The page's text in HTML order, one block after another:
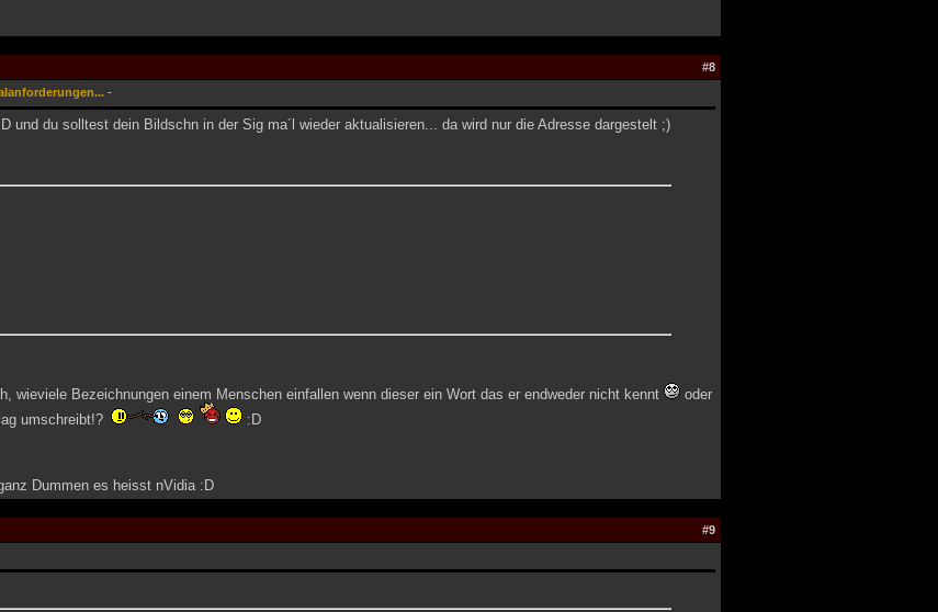
#8
-
und du solltest dein Bildschn in der Sig ma´l wieder aktualisieren... da wird nur die Adresse dargestelt ;)
wieviele Bezeichnungen einem Menschen einfallen wenn dieser ein Wort das er endweder nicht kennt
oder
umschreibt!?
:D
Dummen es heisst nVidia :D
#9